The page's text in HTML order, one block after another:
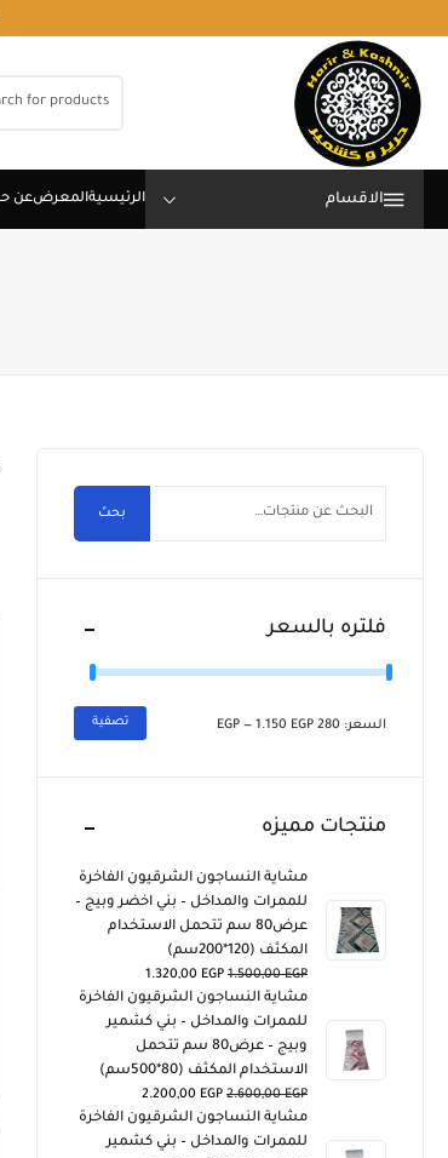
الاقسام
بحث
فلتره بالسعر
تصفية السعر: 280 EGP
— 1.150 EGP
منتجات مميزه
مشاية النساجون الشرقيون الفاخرة
للممرات والمداخل – بني اخضر وبيج –
عرض80 سم تتحمل الاستخدام
المكثف (120*200سم)
1.500,00EGP
1.320,00 EGP
مشاية النساجون الشرقيون الفاخرة
للممرات والمداخل – بني كشمير
وبيج – عرض80 سم تتحمل
الاستخدام المكثف (80*500سم)
2.600,00EGP
2.200,00 EGP
مشاية النساجون الشرقيون الفاخرة
للممرات والمداخل – بني كشمير